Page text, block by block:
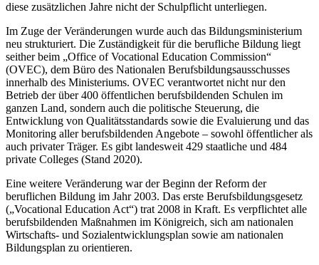
diese zusätzlichen Jahre nicht der Schulpflicht unterliegen.
Im Zuge der Veränderungen wurde auch das Bildungsministerium
neu strukturiert. Die Zuständigkeit für die berufliche Bildung liegt
seither beim „Office of Vocational Education Commission“
(OVEC), dem Büro des Nationalen Berufsbildungsausschusses
innerhalb des Ministeriums. OVEC verantwortet nicht nur den
Betrieb der über 400 öffentlichen berufsbildenden Schulen im
ganzen Land, sondern auch die politische Steuerung, die
Entwicklung von Qualitätsstandards sowie die Evaluierung und das
Monitoring aller berufsbildenden Angebote – sowohl öffentlicher als
auch privater Träger. Es gibt landesweit 429 staatliche und 484
private Colleges (Stand 2020).
Eine weitere Veränderung war der Beginn der Reform der
beruflichen Bildung im Jahr 2003. Das erste Berufsbildungsgesetz
(„Vocational Education Act“) trat 2008 in Kraft. Es verpflichtet alle
berufsbildenden Maßnahmen im Königreich, sich am nationalen
Wirtschafts- und Sozialentwicklungsplan sowie am nationalen
Bildungsplan zu orientieren.